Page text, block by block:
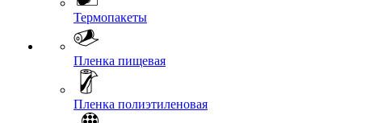
Термопакеты
Пленка пищевая
Пленка полиэтиленовая